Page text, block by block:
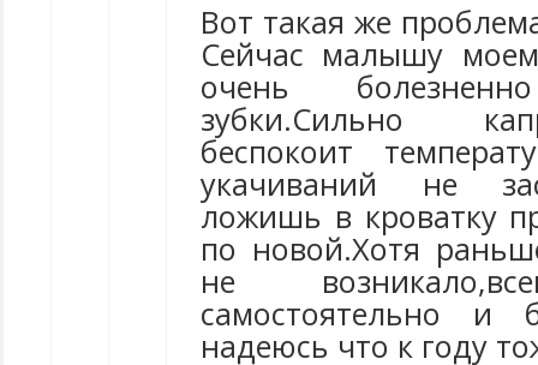
Вот такая же
Сейчас малышу
очень
зубки.Сильно
беспокоит
укачиваний не
ложишь в кроватку
по новой.Хотя
не
самостоятельно и
надеюсь что к году